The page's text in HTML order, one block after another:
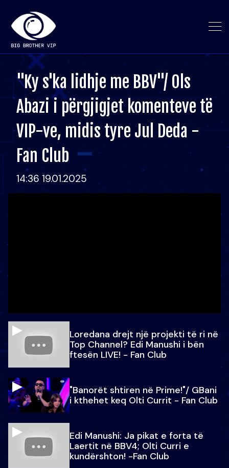
"Ky s'ka lidhje me BBV"/ Ols
Abazi i përgjigjet komenteve të
VIP-ve, midis tyre Jul Deda -
Fan Club
14:36 19.01.2025
Loredana drejt një projekti të ri në
Top Channel? Edi Manushi i bën
ftesën LIVE! - Fan Club
"Banorët shtiren në Prime!"/ GBani
i kthehet keq Olti Currit - Fan Club
Edi Manushi: Ja pikat e forta të
Laertit në BBV4; Olti Curri e
kundërshton! -Fan Club